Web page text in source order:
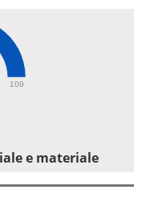
109
e materiale